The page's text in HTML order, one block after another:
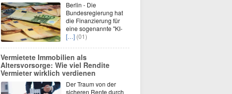
Berlin - Die
Bundesregierung hat
die Finanzierung für
eine sogenannte "KI-
[…] (01)
Vermietete Immobilien als
Altersvorsorge: Wie viel Rendite
Vermieter wirklich verdienen
Der Traum von der
sicheren Rente durch